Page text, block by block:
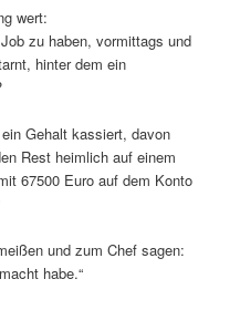
wert:
zu haben, vormittags und
hinter dem ein
Gehalt kassiert, davon
Rest heimlich auf einem
67500 Euro auf dem Konto
und zum Chef sagen:
habe.“